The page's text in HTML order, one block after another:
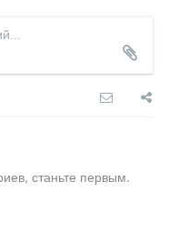
станьте первым.